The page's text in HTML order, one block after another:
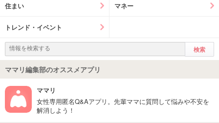
住まい マネー
トレンド・イベント
ママリ編集部のオススメアプリ
ママリ
女性専用匿名Q&Aアプリ。先輩ママに質問して悩みや不安を
解消しよう！